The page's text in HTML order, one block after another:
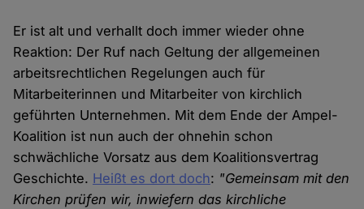
Er ist alt und verhallt doch immer wieder ohne
Reaktion: Der Ruf nach Geltung der allgemeinen
arbeitsrechtlichen Regelungen auch für
Mitarbeiterinnen und Mitarbeiter von kirchlich
geführten Unternehmen. Mit dem Ende der Ampel-
Koalition ist nun auch der ohnehin schon
schwächliche Vorsatz aus dem Koalitionsvertrag
Geschichte. Heißt es dort doch: "Gemeinsam mit den
Kirchen prüfen wir, inwiefern das kirchliche